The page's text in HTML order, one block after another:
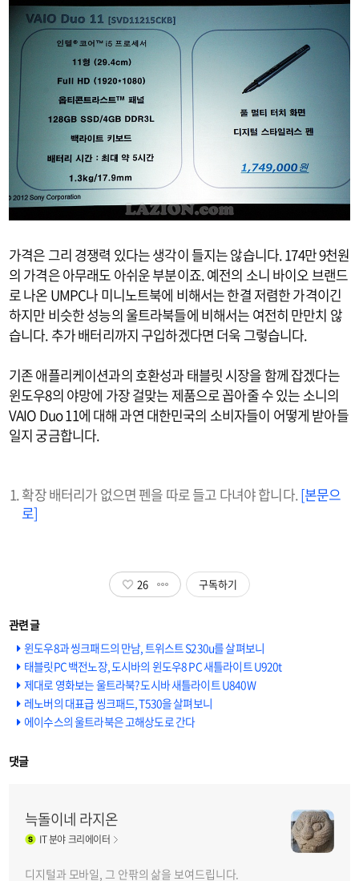
가격은 그리 경쟁력 있다는 생각이 들지는 않습니다. 174만 9천원
의 가격은 아무래도 아쉬운 부분이죠. 예전의 소니 바이오 브랜드
로 나온 UMPC나 미니노트북에 비해서는 한결 저렴한 가격이긴
하지만 비슷한 성능의 울트라북들에 비해서는 여전히 만만치 않
습니다. 추가 배터리까지 구입하겠다면 더욱 그렇습니다.
기존 애플리케이션과의 호환성과 태블릿 시장을 함께 잡겠다는
윈도우8의 야망에 가장 걸맞는 제품으로 꼽아줄 수 있는 소니의
VAIO Duo 11에 대해 과연 대한민국의 소비자들이 어떻게 받아들
일지 궁금합니다.
확장 배터리가 없으면 펜을 따로 들고 다녀야 합니다. [본문으
로]
26 구독하기
윈도우8과 씽크패드의 만남, 트위스트 S230u를 살펴보니
태블릿PC 백전노장, 도시바의 윈도우8 PC 새틀라이트 U920t
제대로 영화보는 울트라북? 도시바 새틀라이트 U840W
레노버의 대표급 씽크패드, T530을 살펴보니
에이수스의 울트라북은 고해상도로 간다
댓글
늑돌이네 라지온
IT분야 크리에이터
디지털과 모바일, 그 안팎의 삶을 보여드립니다.